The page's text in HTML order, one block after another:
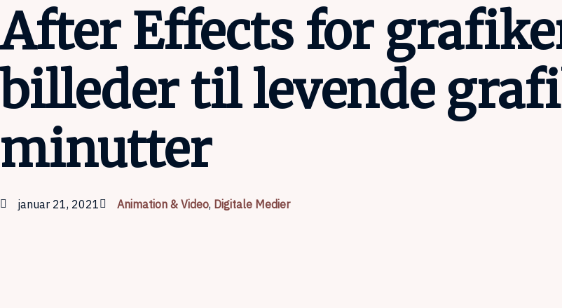
After Effects for
billeder til levende
minutter
januar 21, 2021 Animation & Video, Digitale Medier